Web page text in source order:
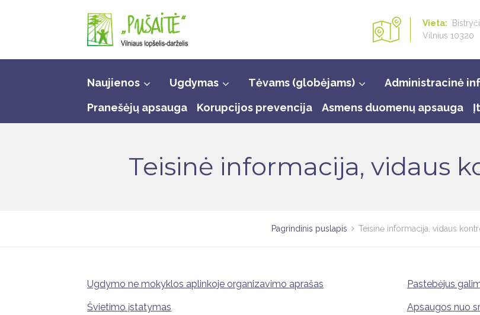
Vieta:
Vilnius 10320
Naujienos Ugdymas Tėvams (globėjams) Administracinė
Pranešėjų apsauga
Korupcijos prevencija Asmens duomenų apsauga
Teisinė informacija, vidaus
Pagrindinis puslapis Teisinė informacija, vidaus
Ugdymo ne mokyklos aplinkoje organizavimo aprašas
Švietimo įstatymas
Pastebėjus
Apsaugos nuo